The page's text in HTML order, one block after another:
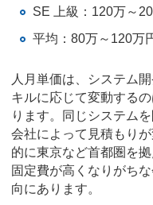
SE 上級：120万～
平均：80万～120万
人月単価は、システム
キルに応じて変動する
ります。同じシステム
会社によって見積もり
的に東京など首都圏を
固定費が高くなりがち
向にあります。